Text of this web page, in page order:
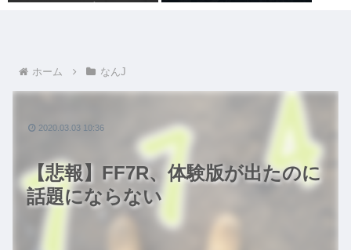
ホーム なんJ
【悲報】FF7R、体験版が出たのに
話題にならない
2020.03.03 10:36